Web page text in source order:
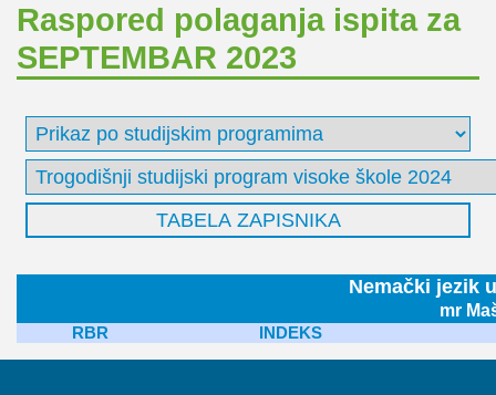
Raspored polaganja ispita za
SEPTEMBAR 2023
Nemački jezik
mr
RBR INDEKS